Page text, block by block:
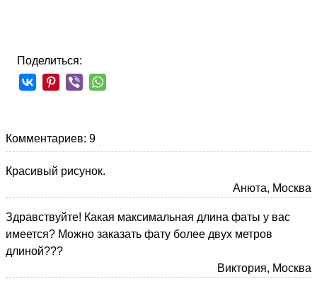
Поделиться:
Комментариев: 9
Красивый рисунок.
Анюта, Москва
Здравствуйте! Какая максимальная длина фаты у вас
имеется? Можно заказать фату более двух метров
длиной???
Виктория, Москва